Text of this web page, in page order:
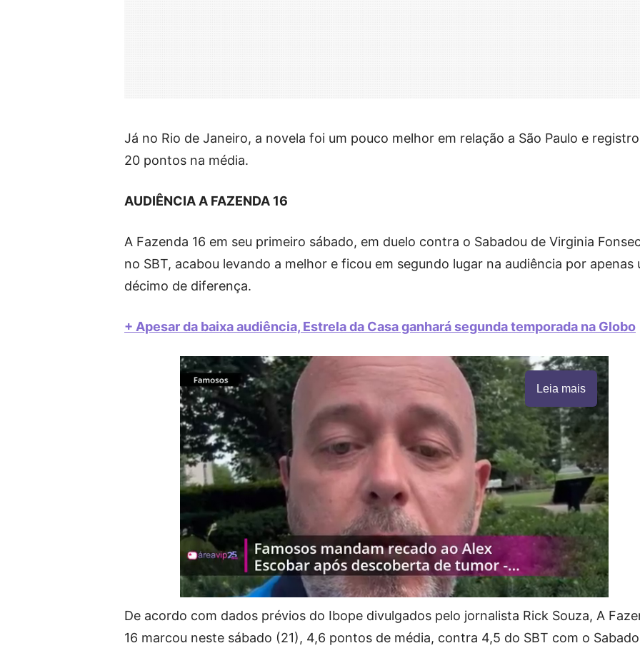
Já no Rio de Janeiro, a novela foi um pouco melhor em relação a São Paulo e
20 pontos na média.
AUDIÊNCIA A FAZENDA 16
A Fazenda 16 em seu primeiro sábado, em duelo contra o Sabadou de Virginia
no SBT, acabou levando a melhor e ficou em segundo lugar na audiência por apenas
décimo de diferença.
+ Apesar da baixa audiência, Estrela da Casa ganhará segunda temporada na Globo
Leia mais
De acordo com dados prévios do Ibope divulgados pelo jornalista Rick Souza, A
16 marcou neste sábado (21), 4,6 pontos de média, contra 4,5 do SBT com o